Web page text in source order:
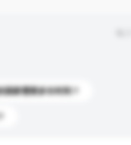
国家需要多长时间？